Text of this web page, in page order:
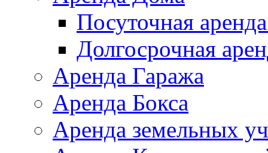
Посуточная
Долгосрочная
Аренда Гаража
Аренда Бокса
Аренда земельных